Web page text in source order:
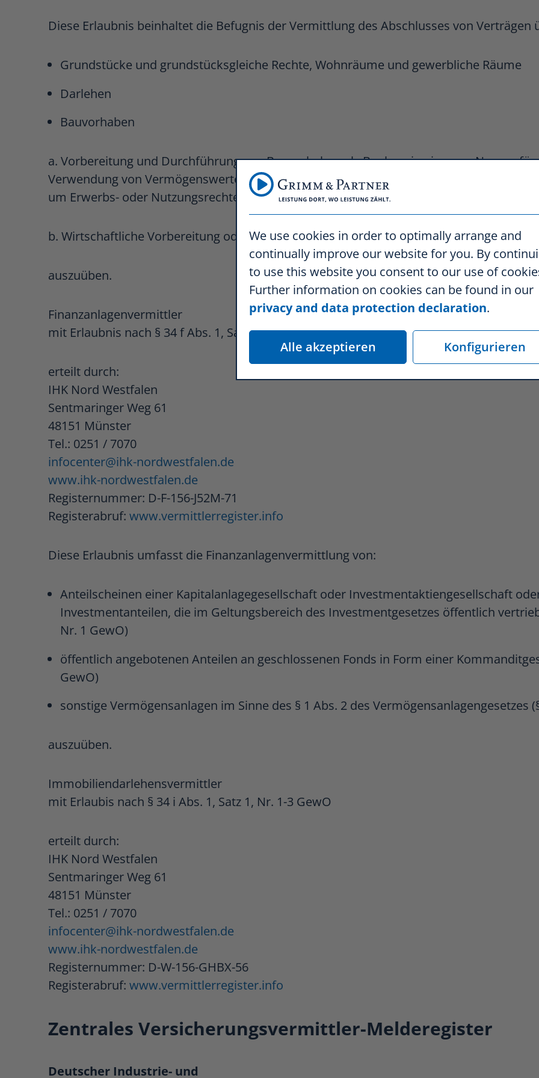
We use cookies in order to optimally arrange and
continually improve our website for you. By
to use this website you consent to our use of
Further information on cookies can be found in our
privacy and data protection declaration.
Alle akzeptieren Konfigurieren
Diese Erlaubnis beinhaltet die Befugnis der Vermittlung des Abschlusses von Verträgen
Grundstücke und grundstücksgleiche Rechte, Wohnräume und gewerbliche Räume
Darlehen
Bauvorhaben
a. Vorbereitung und Durchführung von Bauvorhaben als Bauherr in eigenem Namen
Verwendung von Vermögenswerten von Erwerbern, Mietern, Pächtern, sonstigen
um Erwerbs- oder Nutzungsrechte
b. Wirtschaftliche Vorbereitung oder Durchführung von Bauvorhaben als Baubetreuer
auszuüben.
Finanzanlagenvermittler
mit Erlaubnis nach § 34 f Abs. 1, Satz 1, Nr. 1-3 GewO
erteilt durch:
IHK Nord Westfalen
Sentmaringer Weg 61
48151 Münster
Tel.: 0251 / 7070
infocenter@ihk-nordwestfalen.de
www.ihk-nordwestfalen.de
Registernummer: D-F-156-J52M-71
Registerabruf: www.vermittlerregister.info
Diese Erlaubnis umfasst die Finanzanlagenvermittlung von:
Anteilscheinen einer Kapitalanlagegesellschaft oder Investmentaktiengesellschaft
Investmentanteilen, die im Geltungsbereich des Investmentgesetzes öffentlich
Nr. 1 GewO)
öffentlich angebotenen Anteilen an geschlossenen Fonds in Form einer
GewO)
sonstige Vermögensanlagen im Sinne des § 1 Abs. 2 des Vermögensanlagengesetzes
auszuüben.
Immobiliendarlehensvermittler
mit Erlaubis nach § 34 i Abs. 1, Satz 1, Nr. 1-3 GewO
erteilt durch:
IHK Nord Westfalen
Sentmaringer Weg 61
48151 Münster
Tel.: 0251 / 7070
infocenter@ihk-nordwestfalen.de
www.ihk-nordwestfalen.de
Registernummer: D-W-156-GHBX-56
Registerabruf: www.vermittlerregister.info
Zentrales Versicherungsvermittler-Melderegister
Deutscher Industrie- und